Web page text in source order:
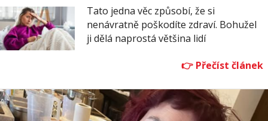
Tato jedna věc způsobí, že si
nenávratně poškodíte zdraví. Bohužel
ji dělá naprostá většina lidí